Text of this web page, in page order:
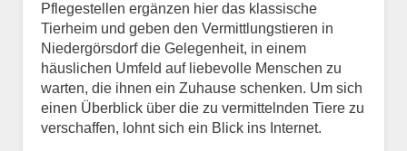
Pflegestellen ergänzen hier das klassische
Tierheim und geben den Vermittlungstieren in
Niedergörsdorf die Gelegenheit, in einem
häuslichen Umfeld auf liebevolle Menschen zu
warten, die ihnen ein Zuhause schenken. Um sich
einen Überblick über die zu vermittelnden Tiere zu
verschaffen, lohnt sich ein Blick ins Internet.